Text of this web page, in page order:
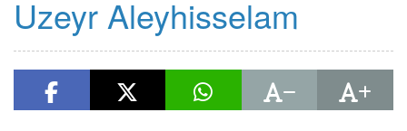
Uzeyr Aleyhisselam